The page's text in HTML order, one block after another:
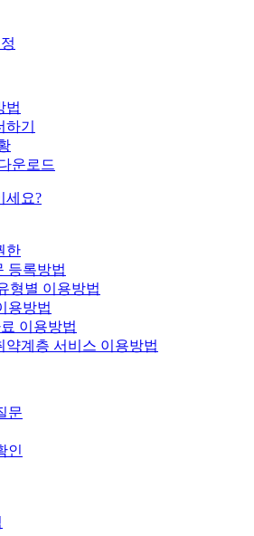
법
기
운로드
세요?
한
등록방법
형별 이용방법
용방법
이용방법
약계층 서비스 이용방법
문
인